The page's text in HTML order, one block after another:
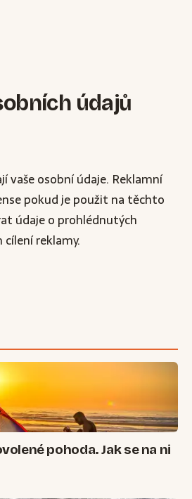
údajů
vaše osobní údaje. Reklamní
pokud je použit na těchto
údaje o prohlédnutých
reklamy.
pohoda. Jak se na ni